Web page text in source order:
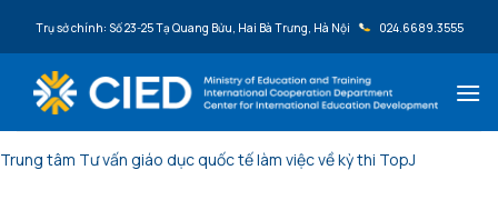
Trụ sở chính: Số 23-25 Tạ Quang Bửu, Hai Bà Trưng, Hà Nội 024.6689.3555
Trung tâm Tư vấn giáo dục quốc tế làm việc về kỳ thi TopJ